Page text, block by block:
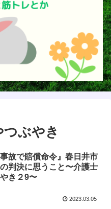
ぶやき
事故で賠償命令』春日井市
判決に思うこと〜介護士
き２9〜
2023.03.05